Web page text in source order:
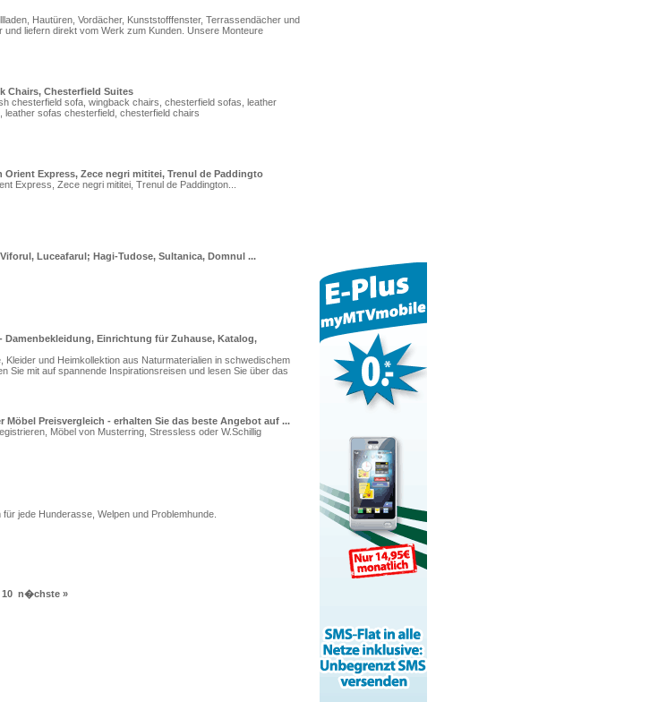
Hautüren, Vordächer, Kunststofffenster, Terrassendächer und
liefern direkt vom Werk zum Kunden. Unsere Monteure
Chairs, Chesterfield Suites
chesterfield sofa, wingback chairs, chesterfield sofas, leather
sofas chesterfield, chesterfield chairs
Express, Zece negri mititei, Trenul de Paddingto
Express, Zece negri mititei, Trenul de Paddington...
Luceafarul; Hagi-Tudose, Sultanica, Domnul ...
Einrichtung für Zuhause, Katalog,
und Heimkollektion aus Naturmaterialien in schwedischem
Sie mit auf spannende Inspirationsreisen und lesen Sie über das
Preisvergleich - erhalten Sie das beste Angebot auf ...
Möbel von Musterring, Stressless oder W.Schillig
jede Hunderasse, Welpen und Problemhunde.
10 n�chste »